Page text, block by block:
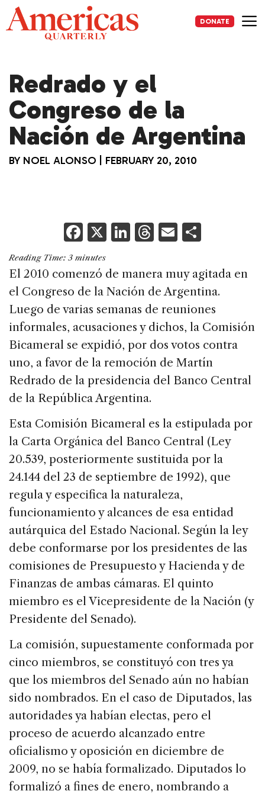
Skip
to
content
DONATE
Redrado y el
Congreso de la
Nación de Argentina
BY NOEL ALONSO FEBRUARY 20, 2010
F
a
c
e
b
o
o
k
X Li
k
e
dI
n
T
re
a
d
s
E
ai
l
ar
e
Reading Time: 3 minutes
El 2010 comenzó de manera muy agitada en
el Congreso de la Nación de Argentina.
Luego de varias semanas de reuniones
informales, acusaciones y dichos, la Comisión
Bicameral se expidió, por dos votos contra
uno, a favor de la remoción de Martín
Redrado de la presidencia del Banco Central
de la República Argentina.
Esta Comisión Bicameral es la estipulada por
la Carta Orgánica del Banco Central (Ley
20.539, posteriormente sustituida por la
24.144 del 23 de septiembre de 1992), que
regula y especifica la naturaleza,
funcionamiento y alcances de esa entidad
autárquica del Estado Nacional. Según la ley
debe conformarse por los presidentes de las
comisiones de Presupuesto y Hacienda y de
Finanzas de ambas cámaras. El quinto
miembro es el Vicepresidente de la Nación (y
Presidente del Senado).
La comisión, supuestamente conformada por
cinco miembros, se constituyó con tres ya
que los miembros del Senado aún no habían
sido nombrados. En el caso de Diputados, las
autoridades ya habían electas, pero el
proceso de acuerdo alcanzado entre
oficialismo y oposición en diciembre de
2009, no se había formalizado. Diputados lo
formalizó a fines de enero, nombrando a